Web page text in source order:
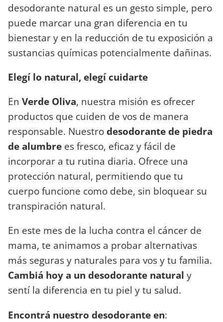
desodorante natural es un gesto simple, pero
puede marcar una gran diferencia en tu
bienestar y en la reducción de tu exposición a
sustancias químicas potencialmente dañinas.
Elegí lo natural, elegí cuidarte
En Verde Oliva, nuestra misión es ofrecer
productos que cuiden de vos de manera
responsable. Nuestrodesodorante de piedra
de alumbre es fresco, eficaz y fácil de
incorporar a tu rutina diaria. Ofrece una
protección natural, permitiendo que tu
cuerpo funcione como debe, sin bloquear su
transpiración natural.
En este mes de la lucha contra el cáncer de
mama, te animamos a probar alternativas
más seguras y naturales para vos y tu familia.
Cambiá hoy a un desodorante natural y
sentí la diferencia en tu piel y tu salud.
Encontrá nuestro desodorante en: